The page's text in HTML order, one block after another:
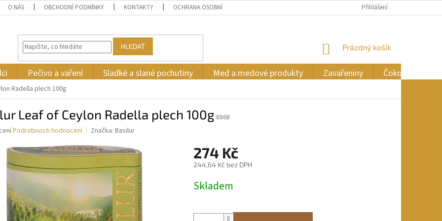
O NÁS OBCHODNÍ PODMÍNKY KONTAKTY OCHRANA OSOBNÍCH ÚDAJŮ Přihlášení
HLEDAT
NÁKUPNÍ
Prázdný košík
Pečivo a vaření Sladké a slané pochutiny Med a medové produkty Zavařeniny Čokoláda
Radella plech 100g
Leaf of Ceylon Radella plech 100g 8868
Podrobnosti hodnocení Značka: Basilur
274 Kč
244,64 Kč bez DPH
cena:
Skladem